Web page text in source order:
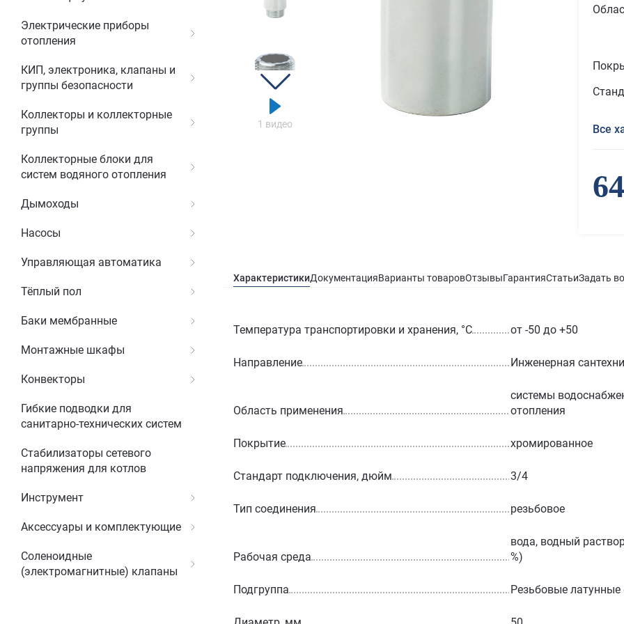
Электрические приборы
отопления
КИП, электроника, клапаны и
группы безопасности
Коллекторы и коллекторные
группы
Коллекторные блоки для
систем водяного отопления
Дымоходы
Насосы
Управляющая автоматика
Тёплый пол
Баки мембранные
Монтажные шкафы
Конвекторы
Гибкие подводки для
санитарно-технических систем
Стабилизаторы сетевого
напряжения для котлов
Инструмент
Аксессуары и комплектующие
Соленоидные
(электромагнитные) клапаны
1 видео Все
ХарактеристикиДокументацияВарианты товаровОтзывыГарантияСтатьиЗадать
Температура транспортировки и хранения, °С от -50 до +50
Направление Инженерная
Область применения
системы
отопления
Покрытие хромированное
Стандарт подключения, дюйм 3/4
Тип соединения резьбовое
Рабочая среда
вода, водный
%)
Подгруппа Резьбовые латунные